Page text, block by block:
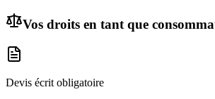
Vos droits en tant que
Devis écrit obligatoire